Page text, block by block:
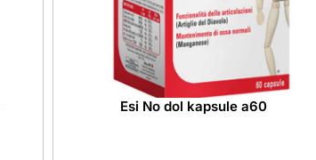
Esi No dol kapsule a60